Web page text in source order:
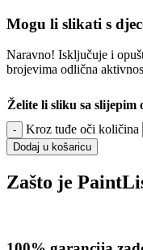
Mogu li slikati s
Naravno! Isključuje i
brojevima odlična
Želite li sliku sa slijepim
Kroz tuđe oči količina
Dodaj u košaricu
Zašto je